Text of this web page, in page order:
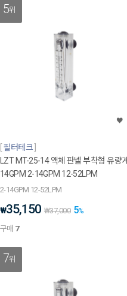
5위
필터테크
LZT MT-25-14 액체 판넬 부착형 유량계
14GPM 2-14GPM 12-52LPM
2-14GPM 12-52LPM
₩35,150 ₩37,000 5%
구매 7
7위